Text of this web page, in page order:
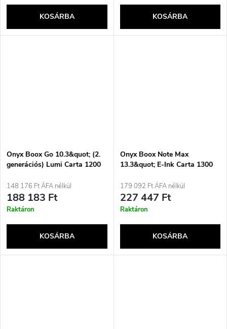
KOSÁRBA KOSÁRBA
Onyx Boox Go 10.3&quot; (2.
generációs) Lumi Carta 1200
olvasó
148 176 Ft ÁFA nélkül
188 183 Ft
Raktáron
KOSÁRBA
Onyx Boox Note Max
13.3&quot; E-Ink Carta 1300
179 092 Ft ÁFA nélkül
227 447 Ft
Raktáron
KOSÁRBA